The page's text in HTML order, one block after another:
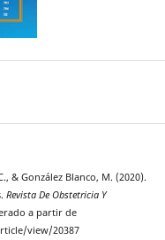
& González Blanco, M. (2020).
Revista De Obstetricia Y
a partir de
view/20387